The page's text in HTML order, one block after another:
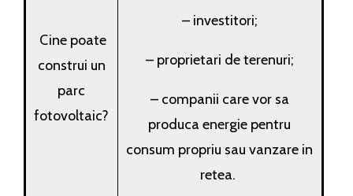
Cine poate
construi un
parc
fotovoltaic?
– investitori;
– proprietari de terenuri;
– companii care vor sa
produca energie pentru
consum propriu sau vanzare in
retea.